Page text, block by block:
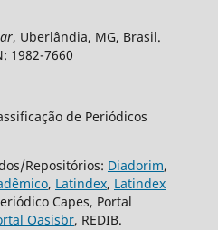
, Uberlândia, MG, Brasil.
1982-7660
de Periódicos
Repositórios: Diadorim,
, Latindex, Latindex
Capes, Portal
Oasisbr, REDIB.